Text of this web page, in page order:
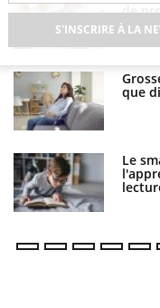
de
que
Le
S'INSCRIRE À LA